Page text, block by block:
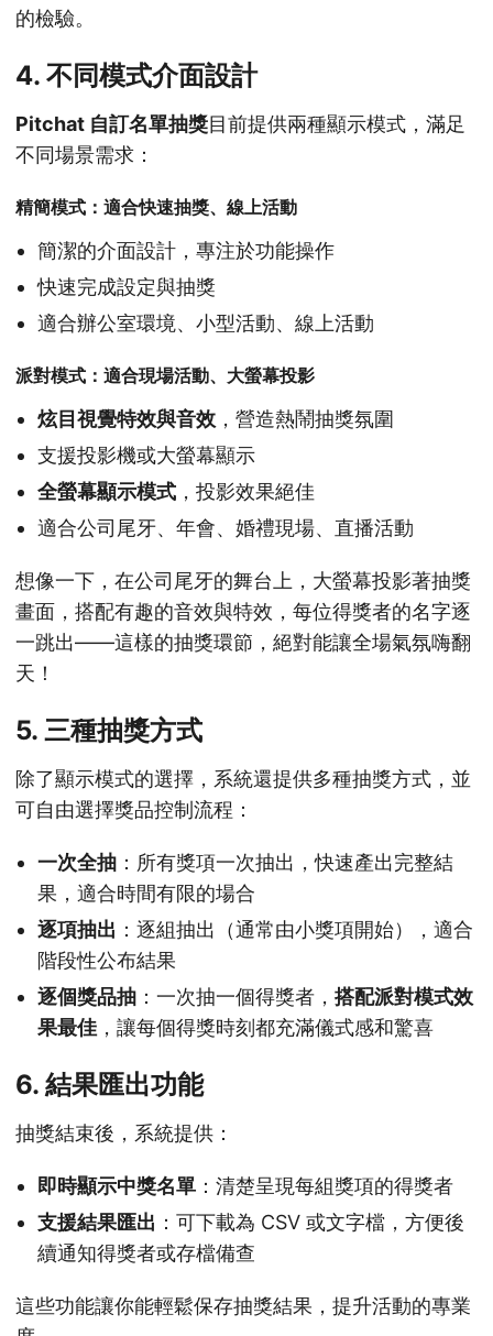
的檢驗。
4. 不同模式介面設計
Pitchat 自訂名單抽獎目前提供兩種顯示模式，滿足
不同場景需求：
精簡模式：適合快速抽獎、線上活動
簡潔的介面設計，專注於功能操作
快速完成設定與抽獎
適合辦公室環境、小型活動、線上活動
派對模式：適合現場活動、大螢幕投影
炫目視覺特效與音效 ，營造熱鬧抽獎氛圍
支援投影機或大螢幕顯示
全螢幕顯示模式 ，投影效果絕佳
適合公司尾牙、年會、婚禮現場、直播活動
想像一下，在公司尾牙的舞台上，大螢幕投影著抽獎
畫面，搭配有趣的音效與特效，每位得獎者的名字逐
一跳出——這樣的抽獎環節，絕對能讓全場氣氛嗨翻
天！
5. 三種抽獎方式
除了顯示模式的選擇，系統還提供多種抽獎方式，並
可自由選擇獎品控制流程：
一次全抽 ：所有獎項一次抽出，快速產出完整結
果，適合時間有限的場合
逐項抽出 ：逐組抽出（通常由小獎項開始），適合
階段性公布結果
逐個獎品抽 ：一次抽一個得獎者， 搭配派對模式效
果最佳 ，讓每個得獎時刻都充滿儀式感和驚喜
6. 結果匯出功能
抽獎結束後，系統提供：
即時顯示中獎名單 ：清楚呈現每組獎項的得獎者
支援結果匯出 ：可下載為 CSV 或文字檔，方便後
續通知得獎者或存檔備查
這些功能讓你能輕鬆保存抽獎結果，提升活動的專業